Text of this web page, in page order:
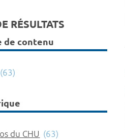
RÉSULTATS
de contenu
(63)
du CHU (63)